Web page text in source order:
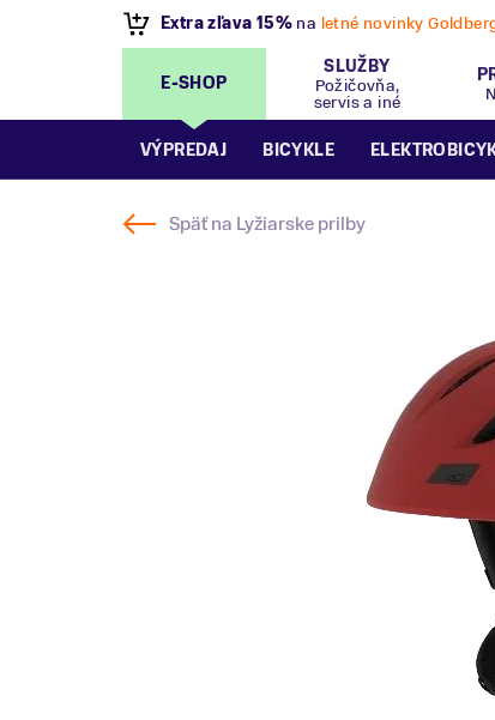
VÝPREDAJ- Zľavy až 70%.Pripravte sa
E-SHOP
SLUŽBY
Požičovňa,
servis a iné
VÝPREDAJ BICYKLE
Späť na Lyžiarske prilby